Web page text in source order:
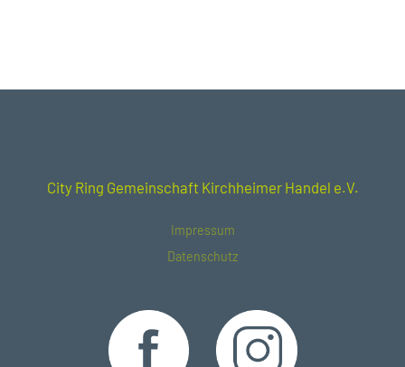
City Ring Gemeinschaft Kirchheimer Handel e.V.
Impressum
Datenschutz